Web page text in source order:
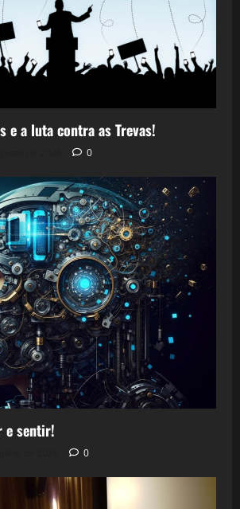
e a luta contra as Trevas!
0
e sentir!
0